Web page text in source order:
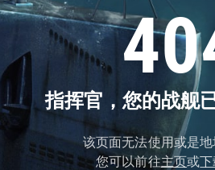
指挥官，您的战舰
该页面无法使用或是地
您可以前往主页或